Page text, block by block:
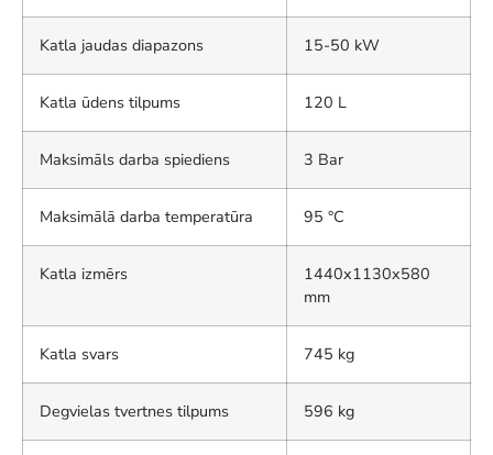
Katla jaudas diapazons 15-50 kW
Katla ūdens tilpums 120 L
Maksimāls darba spiediens 3 Bar
Maksimālā darba temperatūra 95 °C
Katla izmērs
1440x1130x580
mm
Katla svars 745 kg
Degvielas tvertnes tilpums 596 kg